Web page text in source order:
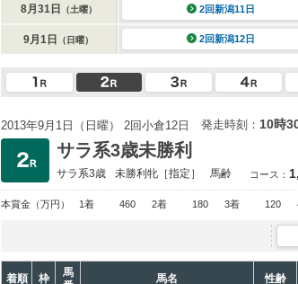
8月31日 （土曜） 2回新潟11日
9月1日 （日曜） 2回新潟12日
2013年9月1日（日曜） 2回小倉12日 発走時刻： 10時
サラ系3歳未勝利
サラ系3歳 未勝利牝［指定］ 馬齢 コース：
本賞金 （万円） 1着 460 2着 180 3着 120
着順 枠
馬
馬名 性齢